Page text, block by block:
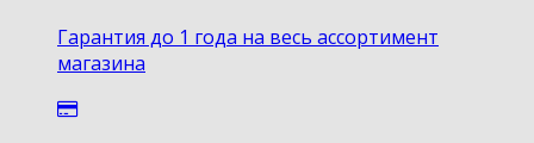
Гарантия до 1 года на весь ассортимент
магазина